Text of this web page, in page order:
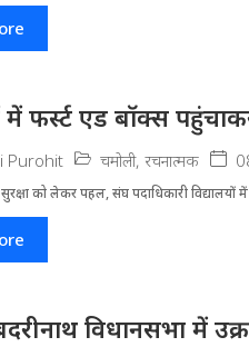
में फर्स्ट एड बॉक्स
Purohit चमोली, रचनात्मक
सुरक्षा को लेकर पहल, संघ पदाधिकारी
विधानसभा में